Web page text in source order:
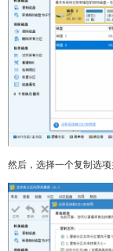
然后，选择一个复制选项